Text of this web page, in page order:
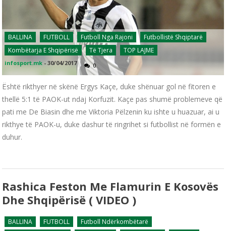
BALLINA FUTBOLL Futboll Nga Rajoni
Futbollistë Shqiptarë
Kombëtarja E Shqipërisë
Të Tjera TOP LAJME
infosport.mk -30/04/2017 0
Është rikthyer në skënë Ergys Kaçe, duke shënuar gol në fitoren e
thellë 5:1 të PAOK-ut ndaj Korfuzit. Kaçe pas shumë problemeve që
pati me De Biasin dhe me Viktoria Pëlzenin ku ishte u huazuar, ai u
rikthye të PAOK-u, duke dashur të ringrihet si futbollist në formën e
duhur.
Rashica Feston Me Flamurin E Kosovës
Dhe Shqipërisë ( VIDEO )
BALLINA FUTBOLL
Futboll Ndërkombëtarë